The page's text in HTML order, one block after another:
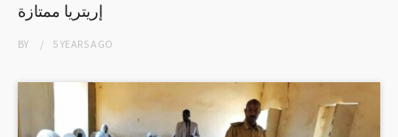
إريتريا ممتازة
BY 5 YEARSAGO